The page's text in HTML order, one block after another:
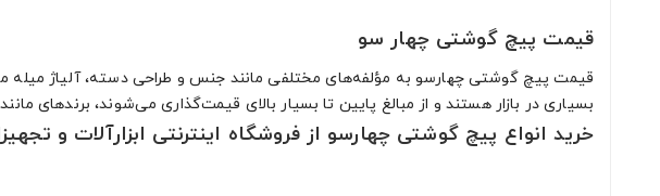
قیمت پیچ‌ گوشتی چهار سو
قیمت‌ پیچ‌ گوشتی چهارسو به مؤلفه‌های مختلفی مانند جنس و طراحی دسته، آلیاژ میله
بسیاری در بازار هستند و از مبالغ پایین تا بسیار بالای قیمت‌گذاری می‌شوند،
خرید انواع پیچ‌ گوشتی چهارسو از فروشگاه اینترنتی ابزارآلات و